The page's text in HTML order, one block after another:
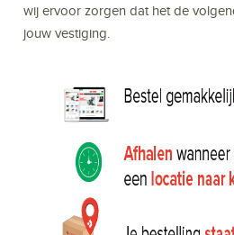
wij ervoor zorgen dat het de
jouw vestiging.